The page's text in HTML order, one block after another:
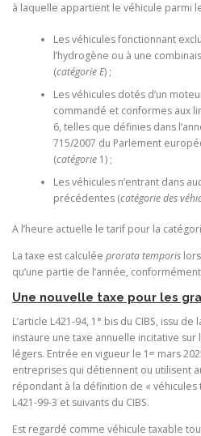
à laquelle appartient le véhicule parmi
Les véhicules fonctionnant
l’hydrogène ou à une
(catégorie E) ;
Les véhicules dotés d’un
commandé et conformes aux
6, telles que définies dans
715/2007 du Parlement
(catégorie 1) ;
Les véhicules n’entrant dans
précédentes (catégorie des
A l’heure actuelle le tarif pour la
La taxe est calculée prorata temporis
qu’une partie de l’année,
Une nouvelle taxe pour les
L’article L421-94, 1° bis du CIBS, issu
instaure une taxe annuelle incitative
légers. Entrée en vigueur le 1ᵉʳ mars
entreprises qui détiennent ou utilisent
répondant à la définition de « véhicules
L421-99-3 et suivants du CIBS.
Est regardé comme véhicule taxable